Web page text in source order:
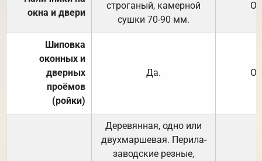
окна и двери
строганый, камерной
сушки 70-90 мм.
Шиповка
оконных и
дверных
проёмов
(ройки)
Да.
Деревянная, одно или
двухмаршевая. Перила-
заводские резные,